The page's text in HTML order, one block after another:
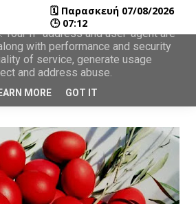
🗓 Παρασκευή 07/08/2026
🕒 07:12
from Google to deliver its services
Your IP address and user-agent are
with performance and security
of service, generate usage
and address abuse.
MORE GOT IT